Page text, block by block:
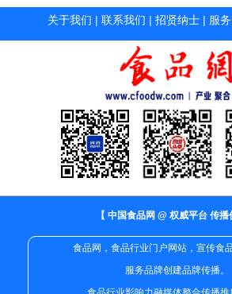
关于我们 | 联系我们 | 招贤纳士 | 服
【 中国食品网 @ 权威平台 传播
食品网，食品行业门户网站，宣传食
服务品牌创建品牌传播。